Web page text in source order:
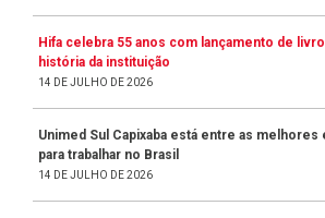
Hifa celebra 55 anos com lançamento de
história da instituição
14 DE JULHO DE 2026
Unimed Sul Capixaba está entre as melhores
para trabalhar no Brasil
14 DE JULHO DE 2026